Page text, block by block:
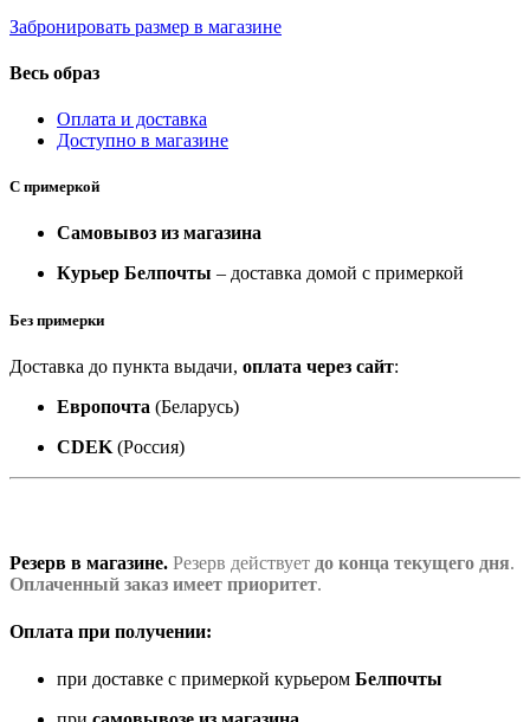
Забронировать размер в магазине
Весь образ
Оплата и доставка
Доступно в магазине
С примеркой
Самовывоз из магазина
Курьер Белпочты – доставка домой с примеркой
Без примерки
Доставка до пункта выдачи, оплата через сайт:
Европочта (Беларусь)
CDEK (Россия)
Резерв в магазине. Резерв действует до конца текущего дня.
Оплаченный заказ имеет приоритет.
Оплата при получении:
при доставке с примеркой курьером Белпочты